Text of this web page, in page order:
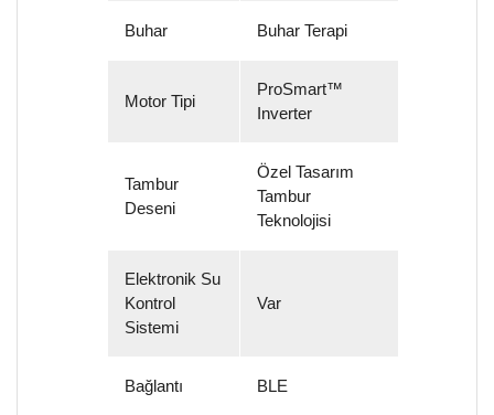
Buhar Buhar Terapi
Motor Tipi
ProSmart™
Inverter
Tambur
Deseni
Özel Tasarım
Tambur
Teknolojisi
Elektronik Su
Kontrol
Sistemi
Var
Bağlantı BLE